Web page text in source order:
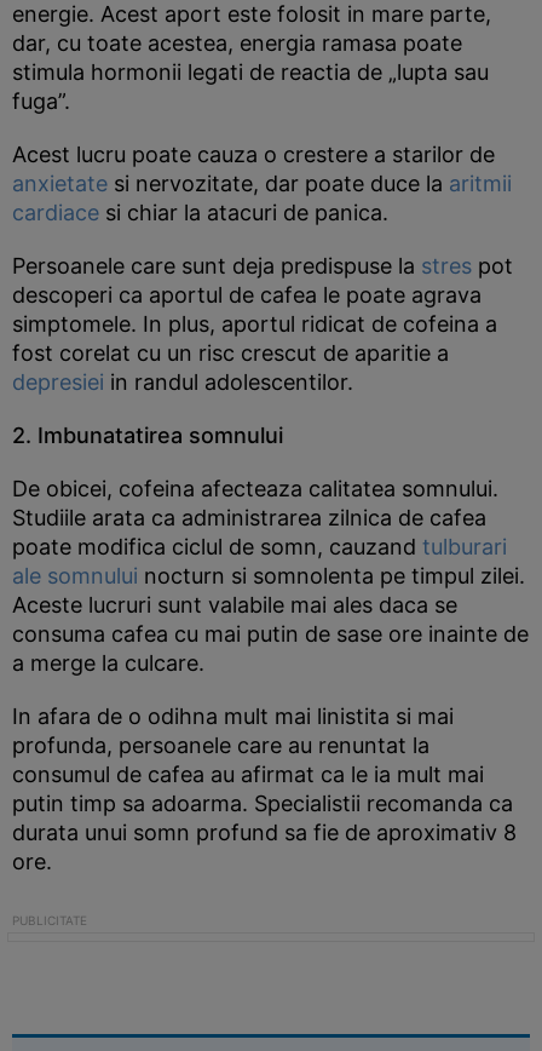
energie. Acest aport este folosit in mare parte,
dar, cu toate acestea, energia ramasa poate
stimula hormonii legati de reactia de „lupta sau
fuga”.
Acest lucru poate cauza o crestere a starilor de
anxietate si nervozitate, dar poate duce la aritmii
cardiace si chiar la atacuri de panica.
Persoanele care sunt deja predispuse la stres pot
descoperi ca aportul de cafea le poate agrava
simptomele. In plus, aportul ridicat de cofeina a
fost corelat cu un risc crescut de aparitie a
depresiei in randul adolescentilor.
2. Imbunatatirea somnului
De obicei, cofeina afecteaza calitatea somnului.
Studiile arata ca administrarea zilnica de cafea
poate modifica ciclul de somn, cauzand tulburari
ale somnului nocturn si somnolenta pe timpul zilei.
Aceste lucruri sunt valabile mai ales daca se
consuma cafea cu mai putin de sase ore inainte de
a merge la culcare.
In afara de o odihna mult mai linistita si mai
profunda, persoanele care au renuntat la
consumul de cafea au afirmat ca le ia mult mai
putin timp sa adoarma. Specialistii recomanda ca
durata unui somn profund sa fie de aproximativ 8
ore.